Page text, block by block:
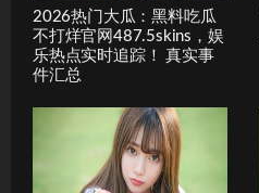
2026热门大瓜：黑料吃瓜
不打烊官网487.5skins，娱
乐热点实时追踪！ 真实事
件汇总